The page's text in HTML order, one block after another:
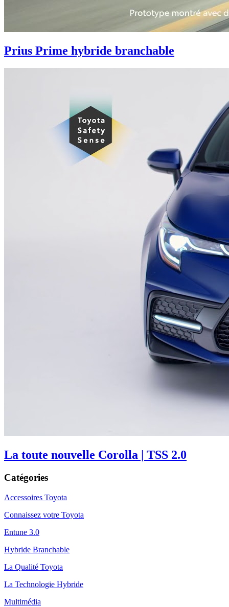
Prius Prime hybride branchable
La toute nouvelle Corolla | TSS 2.0
Catégories
Accessoires Toyota
Connaissez votre Toyota
Entune 3.0
Hybride Branchable
La Qualité Toyota
La Technologie Hybride
Multimédia